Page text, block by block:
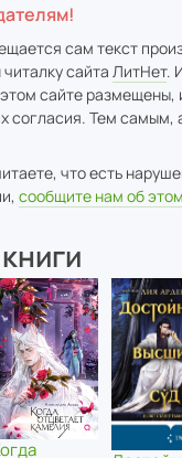
сам текст
сайта ЛитНет.
сайте размещены,
согласия. Тем самым,
что есть
сообщите нам об этом